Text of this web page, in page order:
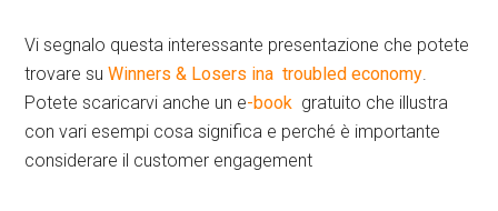
Vi segnalo questa interessante presentazione che potete
trovare suWinners & Losers ina troubled economy.
Potete scaricarvi anche un e-book gratuito che illustra
con vari esempi cosa significa e perché è importante
considerare il customer engagement